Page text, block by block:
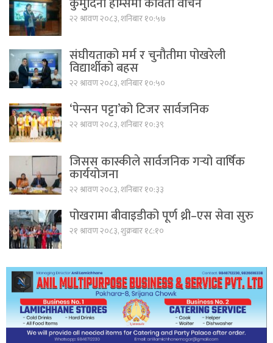
२२ श्रावण २०८३, शनिबार १०:५७
संघीयताको मर्म र चुनौतीमा पोखरेली
विद्यार्थीको बहस
२२ श्रावण २०८३, शनिबार १०:५०
‘पेन्सन पट्टा’को टिजर सार्वजनिक
२२ श्रावण २०८३, शनिबार १०:३९
जिसस कास्कीले सार्वजनिक गर्‍यो वार्षिक
कार्ययोजना
२२ श्रावण २०८३, शनिबार १०:३३
पोखरामा बीवाइडीको पूर्ण थ्री–एस सेवा सुरु
२१ श्रावण २०८३, शुक्रबार १८:१०